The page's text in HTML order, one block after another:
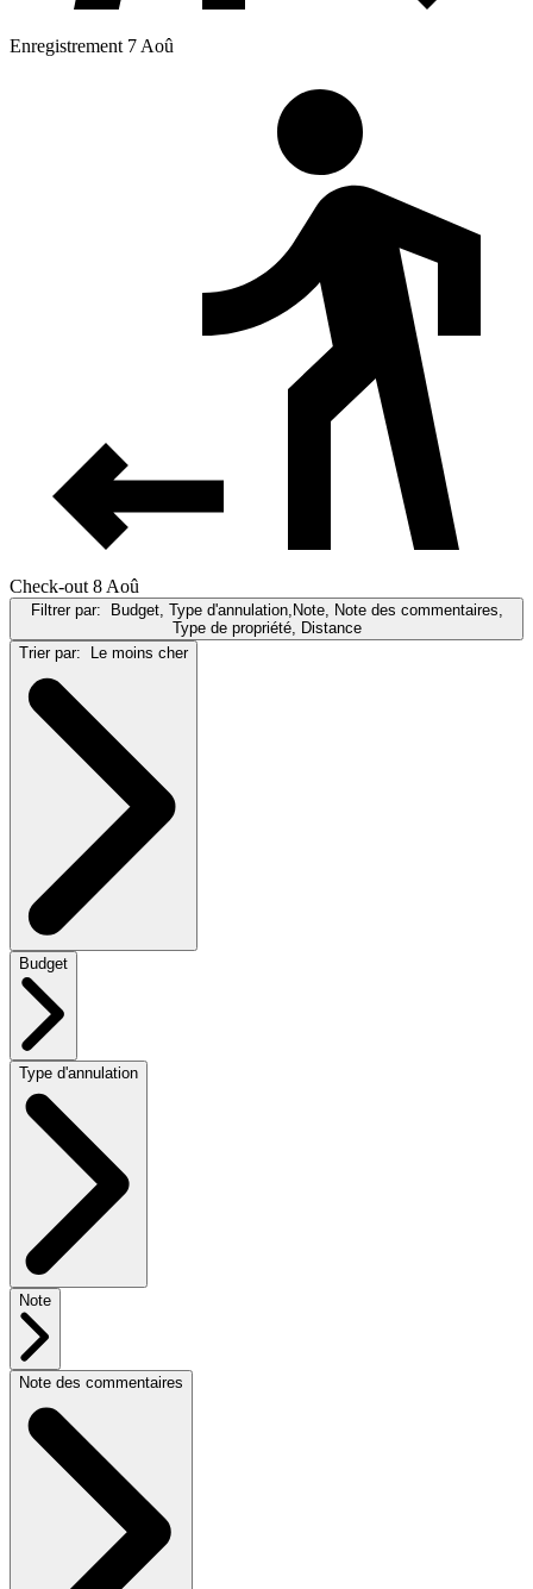
Enregistrement 7 Aoû
Check-out 8 Aoû
Filtrer par:
Budget, Type d'annulation,Note, Note des commentaires,
Type de propriété, Distance
Trier par:
Le moins cher
Budget
Type d'annulation
Note
Note des commentaires